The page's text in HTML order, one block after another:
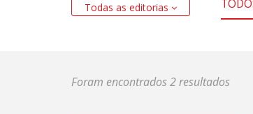
Todas as editorias
Foram encontrados 2 resultados